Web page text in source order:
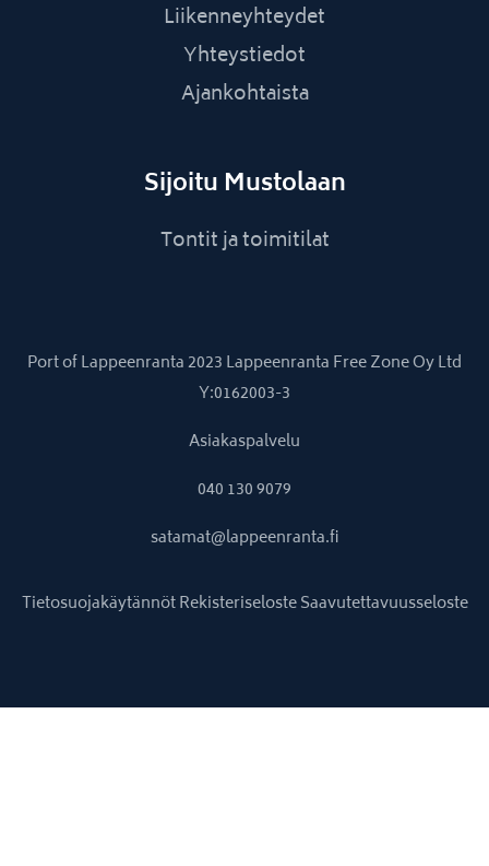
Liikenneyhteydet
Yhteystiedot
Ajankohtaista
Sijoitu Mustolaan
Tontit ja toimitilat
Port of Lappeenranta 2023 Lappeenranta Free Zone Oy Ltd
Y:0162003-3
Asiakaspalvelu
040 130 9079
satamat@lappeenranta.fi
TietosuojakäytännötRekisteriselosteSaavutettavuusseloste